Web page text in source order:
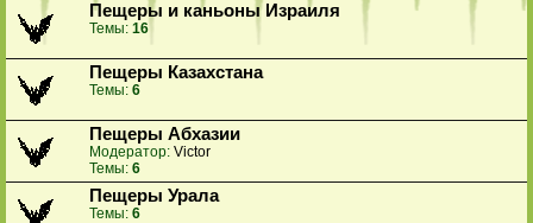
Пещеры и каньоны Израиля
Темы: 16
Пещеры Казахстана
Темы: 6
Пещеры Абхазии
Модератор: Victor
Темы: 6
Пещеры Урала
Темы: 6